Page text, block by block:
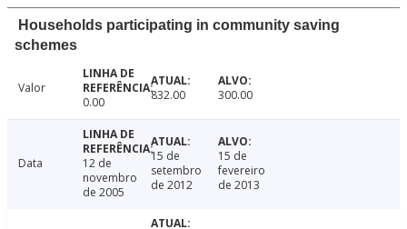
Households participating in community saving
schemes
Valor
0.00
832.00 300.00
Data
12 de
novembro
de 2005
15 de
setembro
de 2012
15 de
fevereiro
de 2013